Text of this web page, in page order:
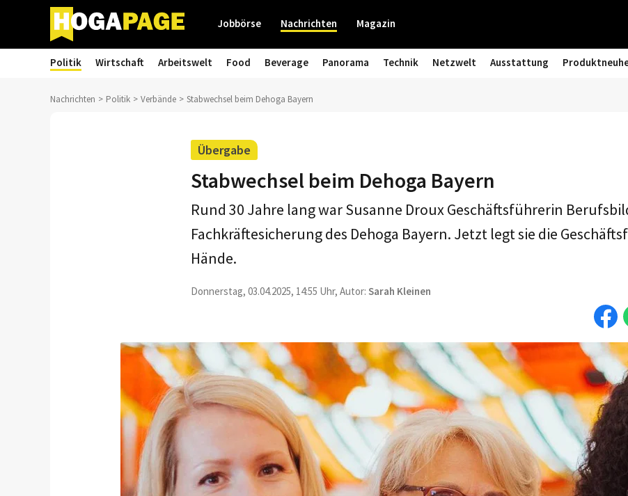
Jobbörse Nachrichten Magazin
Politik Wirtschaft Arbeitswelt Food Beverage Panorama Technik Netzwelt Ausstattung
Nachrichten Politik Verbände Stabwechsel beim Dehoga Bayern
Übergabe
Stabwechsel beim Dehoga Bayern
Rund 30 Jahre lang war Susanne Droux Geschäftsführerin
Fachkräftesicherung des Dehoga Bayern. Jetzt legt sie die
Hände.
Donnerstag, 03.04.2025, 14:55 Uhr, Autor: Sarah Kleinen